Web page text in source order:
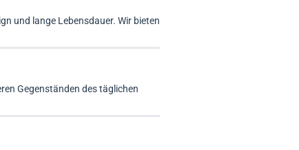
und lange Lebensdauer. Wir bieten
Gegenständen des täglichen